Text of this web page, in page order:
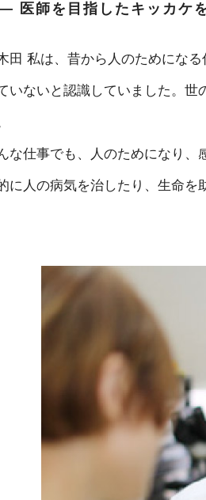
医師を目指したキッカケを
田 私は、昔から人のためにな
いないと認識していました。世
な仕事でも、人のためになり
に人の病気を治したり、生命を